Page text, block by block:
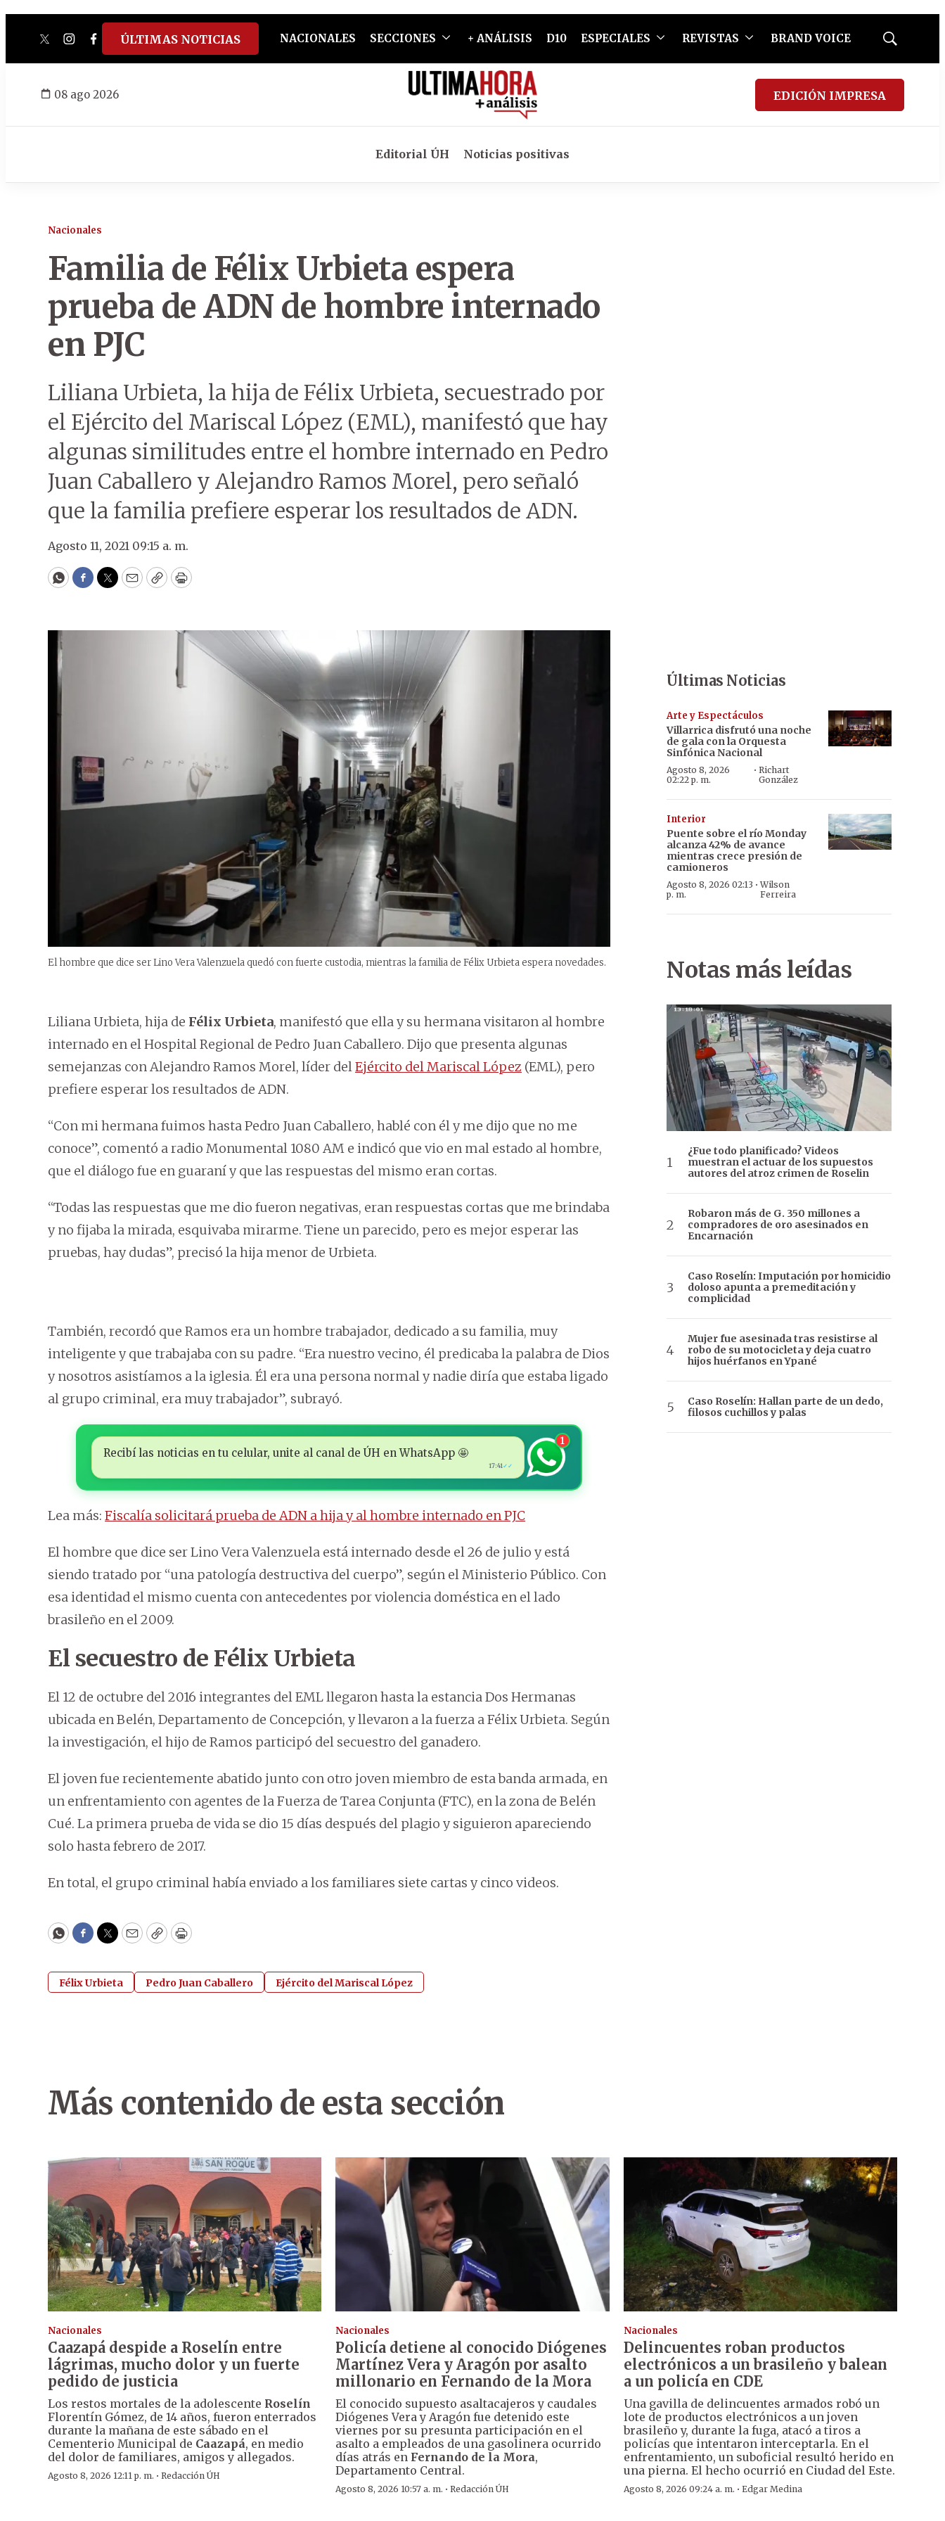
twitterinstagram
facebook
tiktokyoutube
spotify
ÚLTIMAS NOTICIAS NACIONALES SECCIONES + ANÁLISIS D10 ESPECIALES REVISTAS BRAND VOICE
Mostrar
08 ago 2026 EDICIÓN IMPRESA
Editorial ÚH Noticias positivas
Nacionales
Familia de Félix Urbieta espera
prueba de ADN de hombre internado
en PJC
Liliana Urbieta, la hija de Félix Urbieta, secuestrado por
el Ejército del Mariscal López (EML), manifestó que hay
algunas similitudes entre el hombre internado en Pedro
Juan Caballero y Alejandro Ramos Morel, pero señaló
que la familia prefiere esperar los resultados de ADN.
Agosto 11, 2021 09:15 a. m.
WhatsApp
Facebook
Twitter
EmailCopyPrint
El hombre que dice ser Lino Vera Valenzuela quedó con fuerte custodia, mientras la familia de Félix Urbieta espera novedades.
Liliana Urbieta, hija de Félix Urbieta, manifestó que ella y su hermana visitaron al hombre
internado en el Hospital Regional de Pedro Juan Caballero. Dijo que presenta algunas
semejanzas con Alejandro Ramos Morel, líder delEjército del Mariscal López (EML), pero
prefiere esperar los resultados de ADN.
“Con mi hermana fuimos hasta Pedro Juan Caballero, hablé con él y me dijo que no me
conoce”, comentó a radio Monumental 1080 AM e indicó que vio en mal estado al hombre,
que el diálogo fue en guaraní y que las respuestas del mismo eran cortas.
“Todas las respuestas que me dio fueron negativas, eran respuestas cortas que me brindaba
y no fijaba la mirada, esquivaba mirarme. Tiene un parecido, pero es mejor esperar las
pruebas, hay dudas”, precisó la hija menor de Urbieta.
También, recordó que Ramos era un hombre trabajador, dedicado a su familia, muy
inteligente y que trabajaba con su padre. “Era nuestro vecino, él predicaba la palabra de Dios
y nosotros asistíamos a la iglesia. Él era una persona normal y nadie diría que estaba ligado
al grupo criminal, era muy trabajador”, subrayó.
Recibí las noticias en tu celular, unite al canal de ÚH en WhatsApp 🤩
17:41✓✓
1
Lea más: Fiscalía solicitará prueba de ADN a hija y al hombre internado en PJC
El hombre que dice ser Lino Vera Valenzuela está internado desde el 26 de julio y está
siendo tratado por “una patología destructiva del cuerpo”, según el Ministerio Público. Con
esa identidad el mismo cuenta con antecedentes por violencia doméstica en el lado
brasileño en el 2009.
El secuestro de Félix Urbieta
El 12 de octubre del 2016 integrantes del EML llegaron hasta la estancia Dos Hermanas
ubicada en Belén, Departamento de Concepción, y llevaron a la fuerza a Félix Urbieta. Según
la investigación, el hijo de Ramos participó del secuestro del ganadero.
El joven fue recientemente abatido junto con otro joven miembro de esta banda armada, en
un enfrentamiento con agentes de la Fuerza de Tarea Conjunta (FTC), en la zona de Belén
Cué. La primera prueba de vida se dio 15 días después del plagio y siguieron apareciendo
solo hasta febrero de 2017.
En total, el grupo criminal había enviado a los familiares siete cartas y cinco videos.
WhatsApp
Facebook
Twitter
EmailCopyPrint
Félix Urbieta Pedro Juan Caballero Ejército del Mariscal López
Últimas Noticias
Arte y Espectáculos
Villarrica disfrutó una noche
de gala con la Orquesta
Sinfónica Nacional
Agosto 8, 2026
02:22 p. m.
· Richart
González
Interior
Puente sobre el río Monday
alcanza 42% de avance
mientras crece presión de
camioneros
Agosto 8, 2026 02:13
p. m.
·Wilson
Ferreira
Notas más leídas
¿Fue todo planificado? Videos
muestran el actuar de los supuestos
autores del atroz crimen de Roselin
Robaron más de G. 350 millones a
compradores de oro asesinados en
Encarnación
Caso Roselín: Imputación por homicidio
doloso apunta a premeditación y
complicidad
Mujer fue asesinada tras resistirse al
robo de su motocicleta y deja cuatro
hijos huérfanos en Ypané
Caso Roselín: Hallan parte de un dedo,
filosos cuchillos y palas
Más contenido de esta sección
Nacionales
Caazapá despide a Roselín entre
lágrimas, mucho dolor y un fuerte
pedido de justicia
Los restos mortales de la adolescente Roselín
Florentín Gómez, de 14 años, fueron enterrados
durante la mañana de este sábado en el
Cementerio Municipal de Caazapá, en medio
del dolor de familiares, amigos y allegados.
Agosto 8, 2026 12:11 p. m. · Redacción ÚH
Nacionales
Policía detiene al conocido Diógenes
Martínez Vera y Aragón por asalto
millonario en Fernando de la Mora
El conocido supuesto asaltacajeros y caudales
Diógenes Vera y Aragón fue detenido este
viernes por su presunta participación en el
asalto a empleados de una gasolinera ocurrido
días atrás en Fernando de la Mora,
Departamento Central.
Agosto 8, 2026 10:57 a. m. ·Redacción ÚH
Nacionales
Delincuentes roban productos
electrónicos a un brasileño y balean
a un policía en CDE
Una gavilla de delincuentes armados robó un
lote de productos electrónicos a un joven
brasileño y, durante la fuga, atacó a tiros a
policías que intentaron interceptarla. En el
enfrentamiento, un suboficial resultó herido en
una pierna. El hecho ocurrió en Ciudad del Este.
Agosto 8, 2026 09:24 a. m. · Edgar Medina